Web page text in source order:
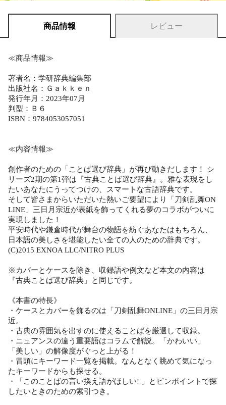
商品情報 レビュー
≪商品情報≫
著者名：学研辞典編集部
出版社名：Ｇａｋｋｅｎ
発行年月：2023年07月
判型：Ｂ６
ISBN：9784053057051
≪内容情報≫
創作者のための「ことば選び辞典」が再び動きだします！ シ
リーズ2期の第1弾は『古典ことば選び辞典』。雅な表現をし
たいあなたにうってつけの、スマートな古語辞典です。
そして皆さまからいただいた熱いご要望により「刀剣乱舞ON
LINE」三日月宗近が表紙を飾ってくれる夢のコラボがついに
実現しました！
平安時代や鎌倉時代が舞台の物語を紡ぐあなたはもちろん、
日本語の美しさを堪能したい全ての人のための辞典です。
(C)2015 EXNOA LLC/NITRO PLUS
※カバーとケースを除き、収録語や例文など本文の内容は
『古典ことば選び辞典」と同じです。
《本書の特長》
・ケースとカバーを飾るのは「刀剣乱舞ONLINE」の三日月宗
近。
・古典の雰囲気を出すのに使えることばを厳選して収録。
・ニュアンスの違う重要語はコラムで解説。「かわいい」
「美しい」の解像度がぐっと上がる！
・冒頭にキーワード一覧を掲載。なんとなく眺めて気になっ
たキーワードからも探せる。
・「このことばの言い換え語がほしい! 」とピンポイントで探
したいときのための索引つき。